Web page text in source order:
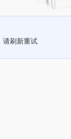
请刷新重试